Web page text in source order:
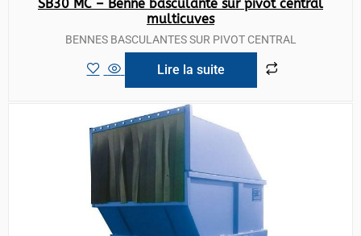
SB30 MC – Benne basculante sur pivot central
multicuves
BENNES BASCULANTES SUR PIVOT CENTRAL
Lire la suite